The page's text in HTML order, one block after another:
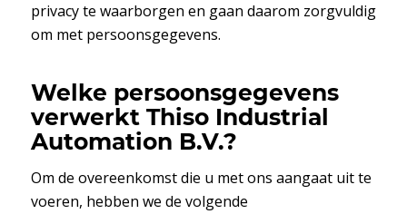
privacy te waarborgen en gaan daarom zorgvuldig
om met persoonsgegevens.
Welke persoonsgegevens
verwerkt Thiso Industrial
Automation B.V.?
Om de overeenkomst die u met ons aangaat uit te
voeren, hebben we de volgende